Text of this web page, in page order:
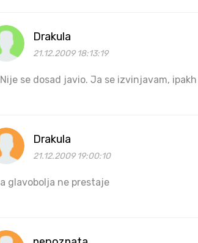
Drakula
21.12.2009 18:13:19
Nije se dosad javio. Ja se izvinjavam,
Drakula
21.12.2009 19:00:10
a glavobolja ne prestaje